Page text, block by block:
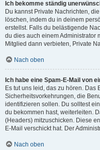
Ich bekomme ständig
Du kannst Private Nachrichten,
löschen, indem du in deinem
erstellst. Falls du belästigende
du dies auch einem Administrator
Mitglied dann verbieten, Private
Nach oben
Ich habe eine Spam-E-Mail von
Es tut uns leid, das zu hören.
Sicherheitsvorkehrungen, die
identifizieren sollen. Du solltest
du bekommen hast, weiterleiten.
(Headers) mitzuschicken. Diese
E-Mail verschickt hat. Der
Nach oben